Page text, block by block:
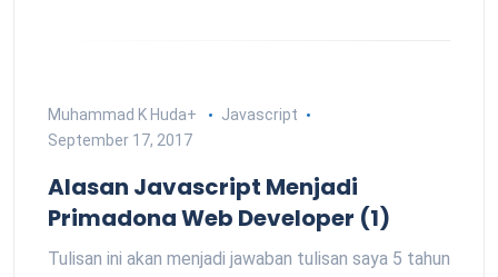
Muhammad K Huda+
Javascript
September 17, 2017
Alasan Javascript Menjadi
Primadona Web Developer (1)
Tulisan ini akan menjadi jawaban tulisan saya 5 tahun